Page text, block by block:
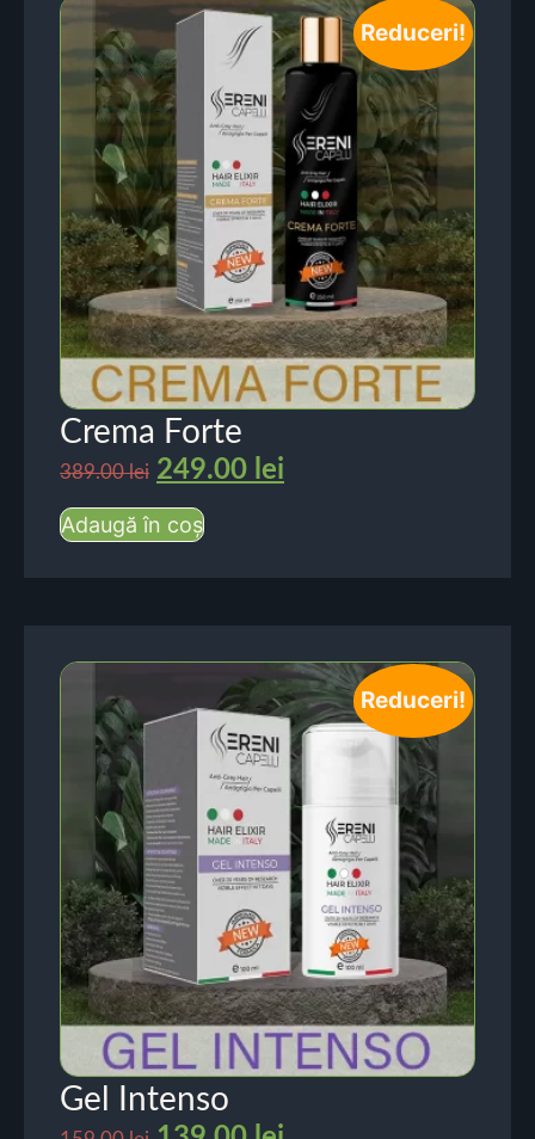
Reduceri!
Crema Forte
389.00lei 249.00 lei
Adaugă în coș
Reduceri!
Gel Intenso